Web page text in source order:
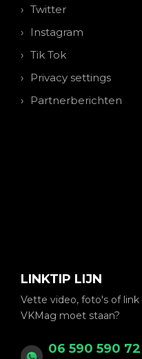
Twitter
Instagram
Tik Tok
Privacy settings
Partnerberichten
LINKTIP LIJN
Vette video, foto's of
VKMag moet staan?
06 590 590 72